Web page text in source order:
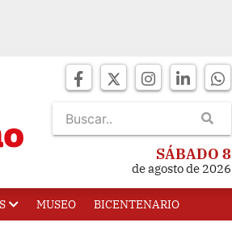
SÁBADO 8
de agosto de 2026
MUSEO BICENTENARIO